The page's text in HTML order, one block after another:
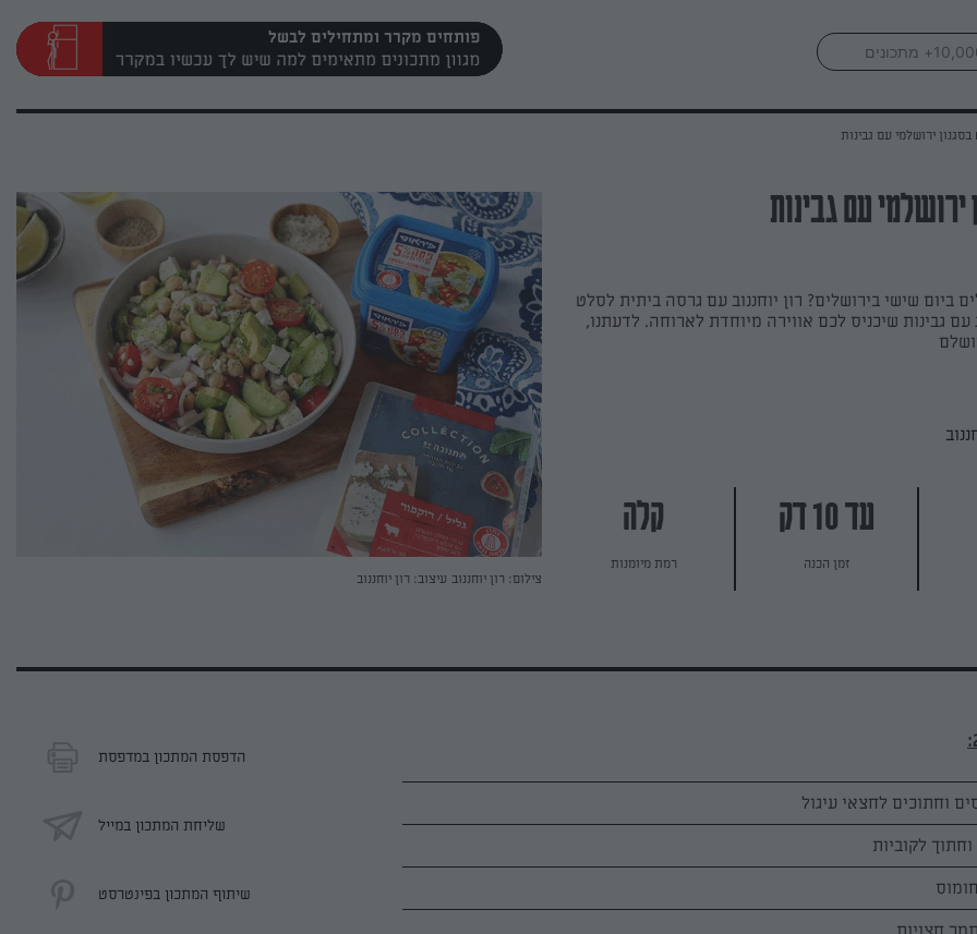
פותחים מקרר ומתחילים לבשל
ירושלמי עם גבינות
ירושלמי עם גבינות
ביום שישי בירושלים? רון יוחננוב עם גרסה ביתית לסלט
עם גבינות שיכניס לכם אווירה מיוחדת לארוחה. לדעתנו,
עד 10 דק
זמן הכנה
קלה
רמת מיומנות
צילום: רון יוחננוב עיצוב: רון יוחננוב
הדפסת המתכון במדפסת
שליחת המתכון במייל
שיתוף המתכון בפינטרסט